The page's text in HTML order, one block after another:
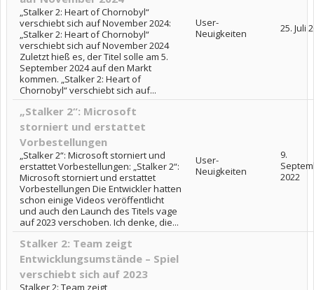
„Stalker 2: Heart of Chornobyl“
verschiebt sich auf November 2024:
„Stalker 2: Heart of Chornobyl“
verschiebt sich auf November 2024
Zuletzt hieß es, der Titel solle am 5.
September 2024 auf den Markt
kommen. „Stalker 2: Heart of
Chornobyl“ verschiebt sich auf...
User-
Neuigkeiten
25. Juli
„Stalker 2“: Microsoft
storniert und erstattet
Vorbestellungen
„Stalker 2“: Microsoft storniert und
erstattet Vorbestellungen: „Stalker 2“:
Microsoft storniert und erstattet
Vorbestellungen Die Entwickler hatten
schon einige Videos veröffentlicht
und auch den Launch des Titels vage
auf 2023 verschoben. Ich denke, die...
User-
Neuigkeiten
9.
2022
Stalker 2: Team zeigt
Entwicklungsumstände – Spiel
verschiebt sich auf 2023
Stalker 2: Team zeigt